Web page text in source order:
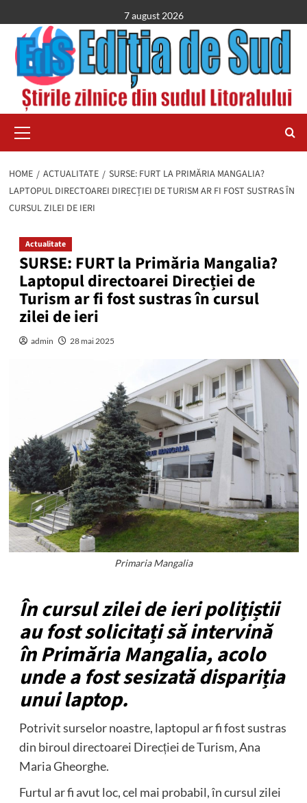
to
content
7 august 2026
Menu
HOME ACTUALITATE
SURSE: FURT LA PRIMĂRIA MANGALIA?
LAPTOPUL DIRECTOAREI DIRECȚIEI DE TURISM AR FI FOST SUSTRAS ÎN
CURSUL ZILEI DE IERI
Actualitate
SURSE: FURT la Primăria Mangalia?
Laptopul directoarei Direcției de
Turism ar fi fost sustras în cursul
zilei de ieri
admin 28 mai 2025
Primaria Mangalia
În cursul zilei de ieri polițiștii
au fost solicitați să intervină
în Primăria Mangalia, acolo
unde a fost sesizată dispariția
unui laptop.
Potrivit surselor noastre, laptopul ar fi fost sustras
din biroul directoarei Direcției de Turism, Ana
Maria Gheorghe.
Furtul ar fi avut loc, cel mai probabil, în cursul zilei